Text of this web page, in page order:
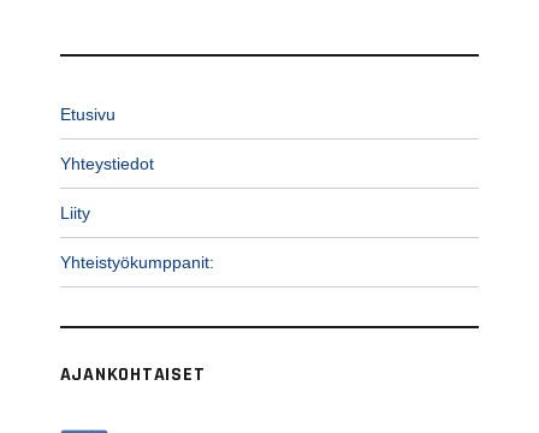
Etusivu
Yhteystiedot
Liity
Yhteistyökumppanit:
AJANKOHTAISET